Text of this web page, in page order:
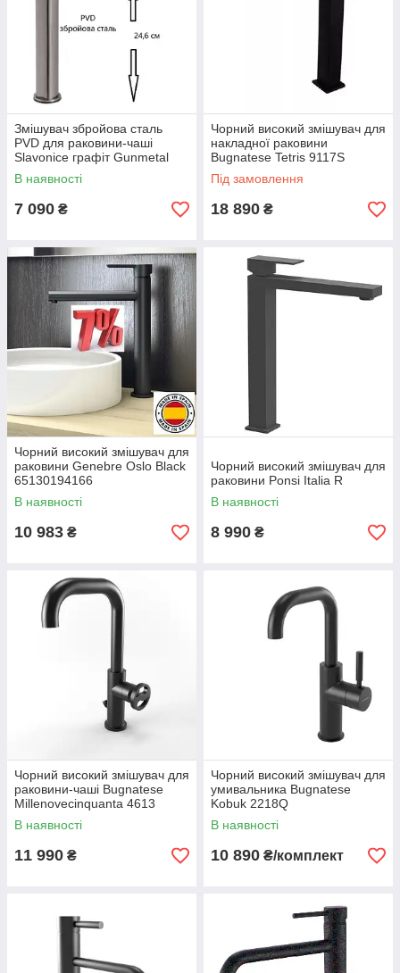
Змішувач збройова сталь
PVD для раковини-чаші
Slavonice графіт Gunmetal
Black Qtap
В наявності
7 090 ₴
Чорний високий змішувач для
накладної раковини
Bugnatese Tetris 9117S
Під замовлення
18 890 ₴
Чорний високий змішувач для
раковини Genebre Oslo Black
65130194166
В наявності
10 983 ₴
Чорний високий змішувач для
раковини Ponsi Italia R
В наявності
8 990 ₴
Чорний високий змішувач для
раковини-чаші Bugnatese
Millenovecinquanta 4613
В наявності
11 990 ₴
Чорний високий змішувач для
умивальника Bugnatese
Kobuk 2218Q
В наявності
10 890 ₴/комплект